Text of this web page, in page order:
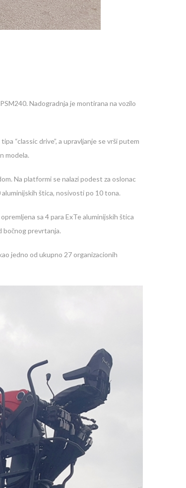
Nadogradnja je montirana na vozilo
“classic drive”, a upravljanje se vrši putem
modela.
Na platformi se nalazi podest za oslonac
štica, nosivosti po 10 tona.
sa 4 para ExTe aluminijskih štica
bočnog prevrtanja.
jedno od ukupno 27 organizacionih